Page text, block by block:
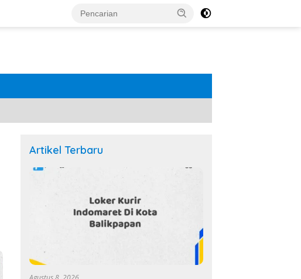
Artikel Terbaru